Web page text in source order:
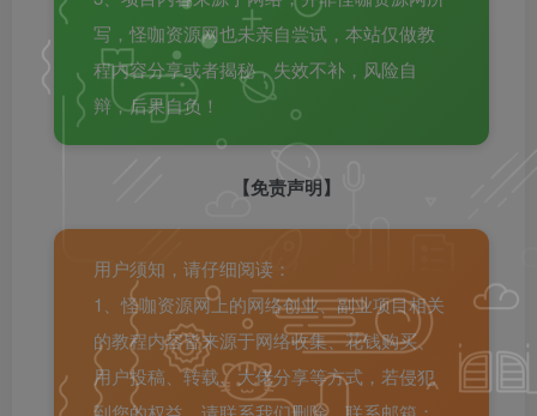
写，怪咖资源网也未亲自尝试，本站仅做教
程内容分享或者揭秘，失效不补，风险自
辩，后果自负！
【免责声明】
用户须知，请仔细阅读：
1、怪咖资源网上的网络创业、副业项目相关
的教程内容皆来源于网络收集、花钱购买、
用户投稿、转载、大佬分享等方式，若侵犯